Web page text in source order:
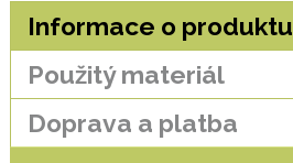
Informace o produktu
Použitý materiál
Doprava a platba